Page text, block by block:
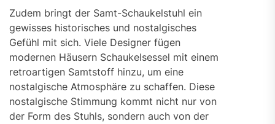
Zudem bringt der Samt-Schaukelstuhl ein
gewisses historisches und nostalgisches
Gefühl mit sich. Viele Designer fügen
modernen Häusern Schaukelsessel mit einem
retroartigen Samtstoff hinzu, um eine
nostalgische Atmosphäre zu schaffen. Diese
nostalgische Stimmung kommt nicht nur von
der Form des Stuhls, sondern auch von der